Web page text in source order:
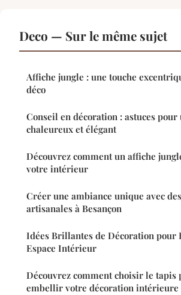
Deco — Sur le même sujet
Affiche jungle : une touche
déco
Conseil en décoration : astuces
chaleureux et élégant
Découvrez comment un affiche
votre intérieur
Créer une ambiance unique avec
artisanales à Besançon
Idées Brillantes de Décoration pour
Espace Intérieur
Découvrez comment choisir le tapis
embellir votre décoration intérieure